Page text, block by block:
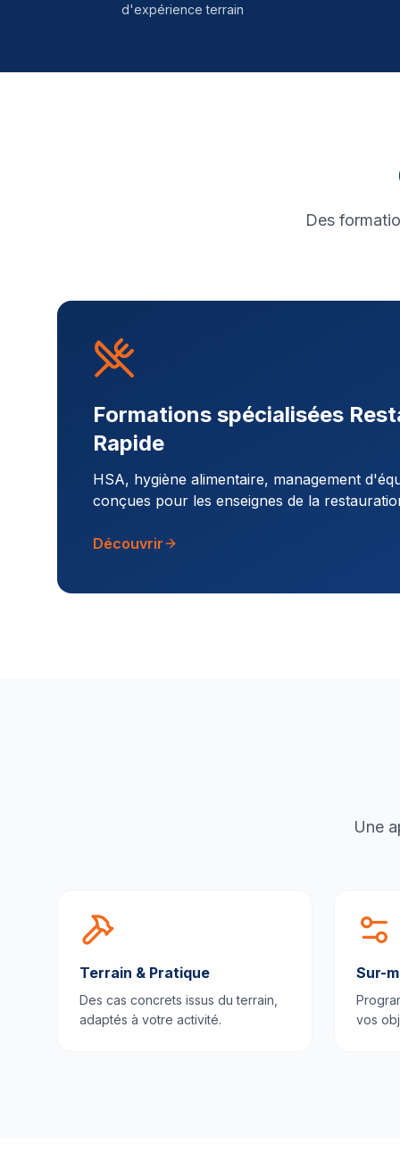
d'expérience terrain
Des
Formations spécialisées
Rapide
HSA, hygiène alimentaire, management
conçues pour les enseignes de la
Découvrir
Une
Terrain & Pratique
Des cas concrets issus du terrain,
adaptés à votre activité.
Sur-
vos